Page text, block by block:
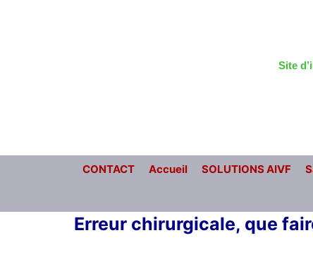
Site
CONTACT Accueil SOLUTIONS AIVF
Erreur chirurgicale, que